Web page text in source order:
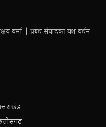
वर्मा | प्रबंध संपादकः यश वर्धन